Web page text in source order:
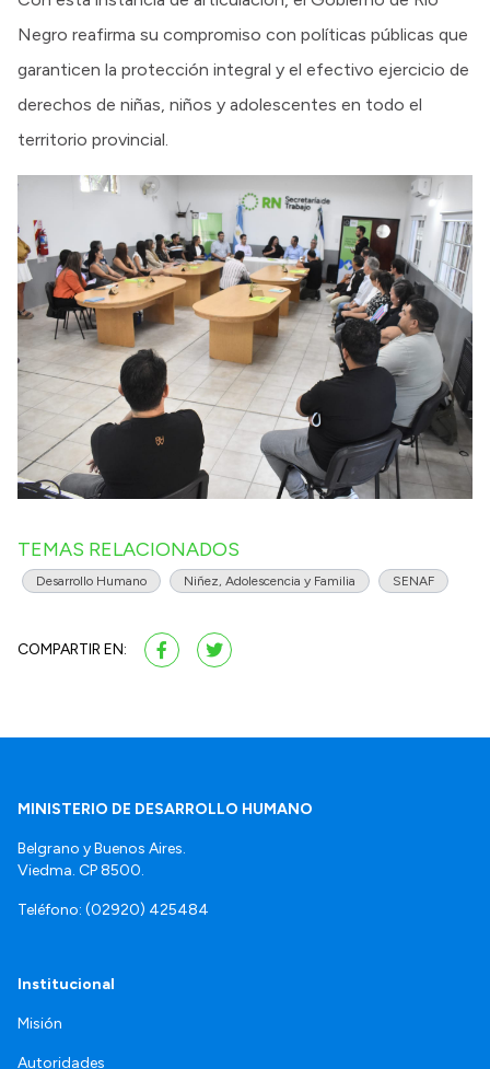
Negro reafirma su compromiso con políticas públicas que
garanticen la protección integral y el efectivo ejercicio de
derechos de niñas, niños y adolescentes en todo el
territorio provincial.
TEMAS RELACIONADOS
Desarrollo Humano Niñez, Adolescencia y Familia SENAF
COMPARTIR EN:
MINISTERIO DE DESARROLLO HUMANO
Belgrano y Buenos Aires.
Viedma. CP 8500.
Teléfono: (02920) 425484
Institucional
Misión
Autoridades